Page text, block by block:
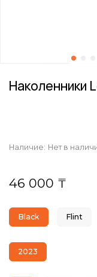
Наличие: Нет в
Наколенники
46 000 ₸
Black Flint
2023